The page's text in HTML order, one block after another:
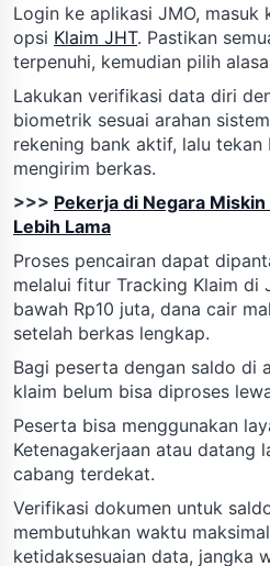
Login ke aplikasi JMO, masuk
opsi Klaim JHT. Pastikan
terpenuhi, kemudian pilih
Lakukan verifikasi data diri
biometrik sesuai arahan
rekening bank aktif, lalu tekan
mengirim berkas.
>>> Pekerja di Negara
Lebih Lama
Proses pencairan dapat
melalui fitur Tracking Klaim di
bawah Rp10 juta, dana cair
setelah berkas lengkap.
Bagi peserta dengan saldo di
klaim belum bisa diproses
Peserta bisa menggunakan
Ketenagakerjaan atau datang
cabang terdekat.
Verifikasi dokumen untuk
membutuhkan waktu
ketidaksesuaian data, jangka